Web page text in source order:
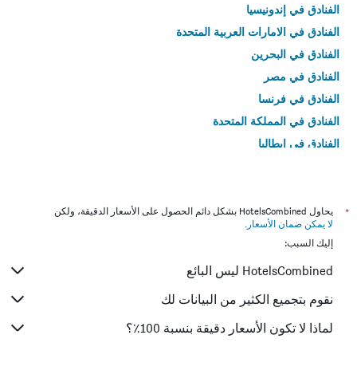
الفنادق في إندونيسيا
الفنادق في الامارات العربية المتحدة
الفنادق في البحرين
الفنادق في مصر
الفنادق في فرنسا
الفنادق في المملكة المتحدة
الفنادق في إيطاليا
*
يحاول HotelsCombined بشكل دائم الحصول على الأسعار الدقيقة، ولكن
لا يمكن ضمان الأسعار .
إليك السبب:
HotelsCombined ليس البائع
نقوم بتجميع الكثير من البيانات لك
لماذا لا تكون الأسعار دقيقة بنسبة 100٪؟